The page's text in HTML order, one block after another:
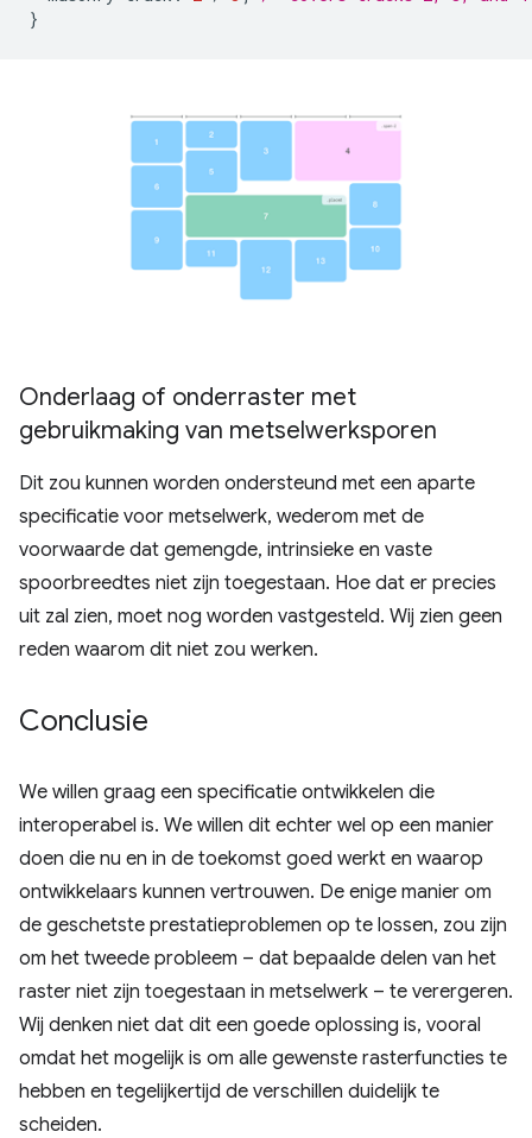
}
Onderlaag of onderraster met
gebruikmaking van metselwerksporen
Dit zou kunnen worden ondersteund met een aparte
specificatie voor metselwerk, wederom met de
voorwaarde dat gemengde, intrinsieke en vaste
spoorbreedtes niet zijn toegestaan. Hoe dat er precies
uit zal zien, moet nog worden vastgesteld. Wij zien geen
reden waarom dit niet zou werken.
Conclusie
We willen graag een specificatie ontwikkelen die
interoperabel is. We willen dit echter wel op een manier
doen die nu en in de toekomst goed werkt en waarop
ontwikkelaars kunnen vertrouwen. De enige manier om
de geschetste prestatieproblemen op te lossen, zou zijn
om het tweede probleem – dat bepaalde delen van het
raster niet zijn toegestaan ​​in metselwerk – te verergeren.
Wij denken niet dat dit een goede oplossing is, vooral
omdat het mogelijk is om alle gewenste rasterfuncties te
hebben en tegelijkertijd de verschillen duidelijk te
scheiden.